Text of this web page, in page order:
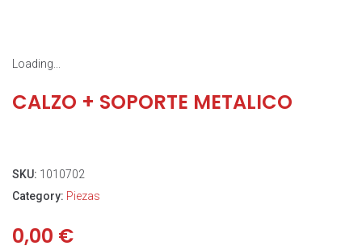
Loading...
CALZO + SOPORTE METALICO
SKU: 1010702
Category: Piezas
0,00 €